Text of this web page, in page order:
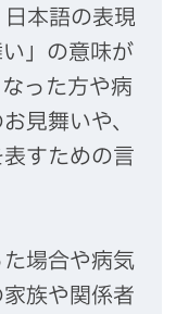
日本語の表現
」の意味が
った方や病
見舞いや、
すための言
場合や病気
族や関係者